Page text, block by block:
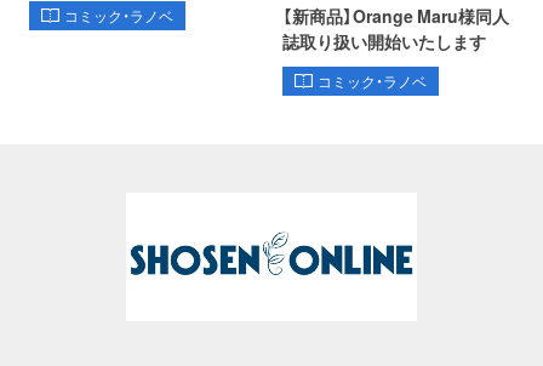
コミック・ラノベ
【新商品】Orange Maru様同人
誌取り扱い開始いたします
コミック・ラノベ